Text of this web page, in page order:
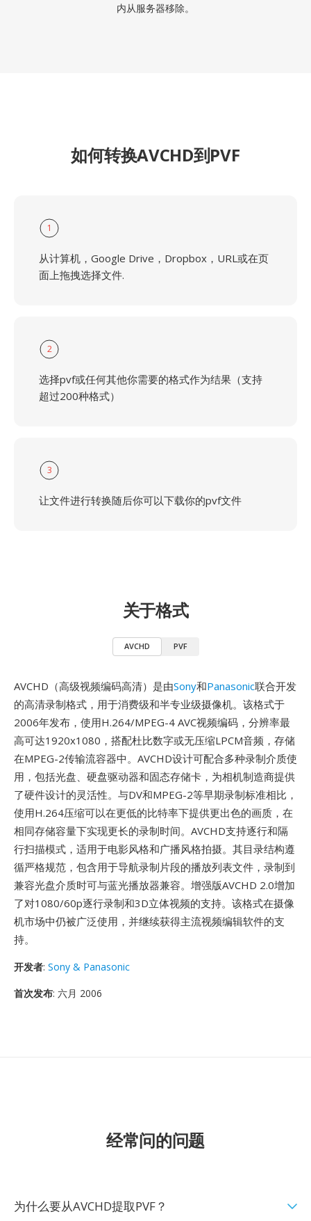
内从服务器移除。
如何转换AVCHD到PVF
1
从计算机，Google Drive，Dropbox，URL或在页
面上拖拽选择文件.
2
选择pvf或任何其他你需要的格式作为结果（支持
超过200种格式）
3
让文件进行转换随后你可以下载你的pvf文件
关于格式
AVCHD PVF
AVCHD（高级视频编码高清）是由Sony和Panasonic联合开发
的高清录制格式，用于消费级和半专业级摄像机。该格式于
2006年发布，使用H.264/MPEG-4 AVC视频编码，分辨率最
高可达1920x1080，搭配杜比数字或无压缩LPCM音频，存储
在MPEG-2传输流容器中。AVCHD设计可配合多种录制介质使
用，包括光盘、硬盘驱动器和固态存储卡，为相机制造商提供
了硬件设计的灵活性。与DV和MPEG-2等早期录制标准相比，
使用H.264压缩可以在更低的比特率下提供更出色的画质，在
相同存储容量下实现更长的录制时间。AVCHD支持逐行和隔
行扫描模式，适用于电影风格和广播风格拍摄。其目录结构遵
循严格规范，包含用于导航录制片段的播放列表文件，录制到
兼容光盘介质时可与蓝光播放器兼容。增强版AVCHD 2.0增加
了对1080/60p逐行录制和3D立体视频的支持。该格式在摄像
机市场中仍被广泛使用，并继续获得主流视频编辑软件的支
持。
开发者: Sony & Panasonic
首次发布: 六月 2006
经常问的问题
为什么要从AVCHD提取PVF？